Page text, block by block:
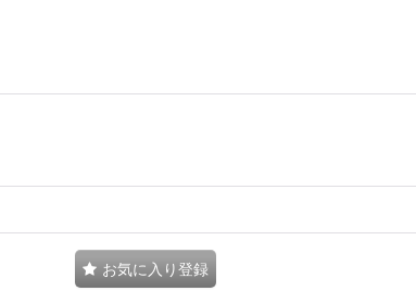
お気に入り登録